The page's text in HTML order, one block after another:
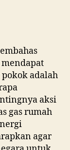
adalah
aksi
gas rumah
agar